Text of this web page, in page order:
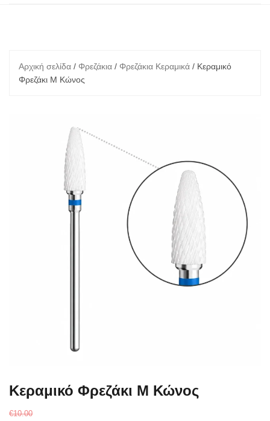
Αρχική σελίδα / Φρεζάκια / Φρεζάκια Κεραμικά / Κεραμικό
Φρεζάκι M Κώνος
Κεραμικό Φρεζάκι M Κώνος
€10.00